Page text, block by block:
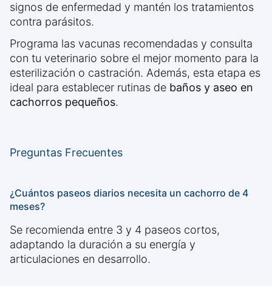
signos de enfermedad y mantén los tratamientos
contra parásitos.
Programa las vacunas recomendadas y consulta
con tu veterinario sobre el mejor momento para la
esterilización o castración. Además, esta etapa es
ideal para establecer rutinas de baños y aseo en
cachorros pequeños.
Preguntas Frecuentes
¿Cuántos paseos diarios necesita un cachorro de 4
meses?
Se recomienda entre 3 y 4 paseos cortos,
adaptando la duración a su energía y
articulaciones en desarrollo.